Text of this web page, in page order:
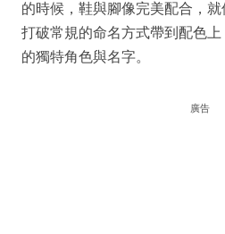
的時候，鞋與腳像完美配合，
打破常規的命名方式帶到配色
的獨特角色與名字。
廣告